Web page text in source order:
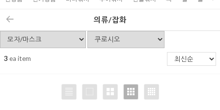
의류/잡화
3 ea item